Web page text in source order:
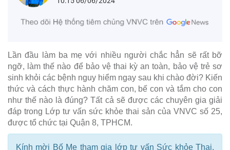
Lần đầu làm ba mẹ với nhiều người chắc hẳn sẽ rất bỡ
ngỡ, làm thế nào để bảo vệ thai kỳ an toàn, bảo vệ trẻ sơ
sinh khỏi các bệnh nguy hiểm ngay sau khi chào đời? Kiến
thức và cách thực hành chăm con, bế con và tắm cho con
như thế nào là đúng? Tất cả sẽ được các chuyên gia giải
đáp trong Lớp tư vấn sức khỏe thai sản của VNVC số 25,
được tổ chức tại Quận 8, TPHCM.
Kính mời Bố Mẹ tham gia lớp tư vấn Sức khỏe Thai,